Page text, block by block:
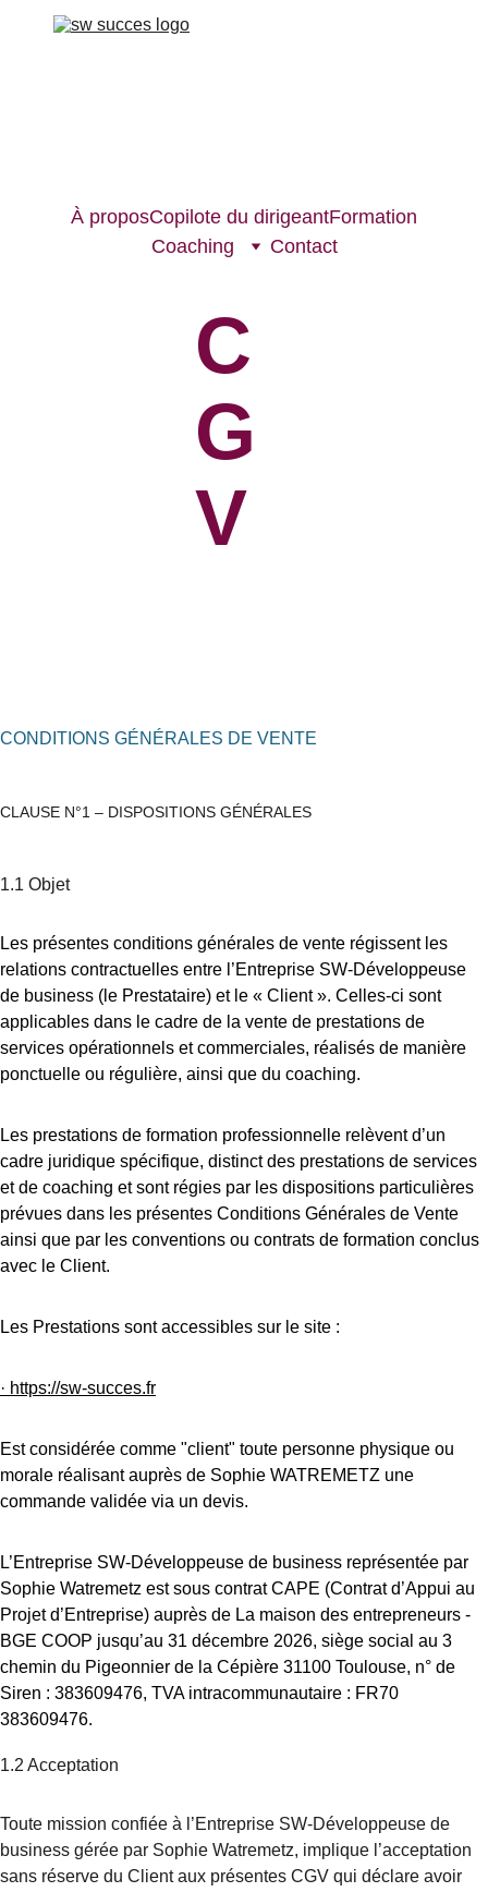
À proposCopilote du dirigeantFormation
Coaching
Contact
CONDITIONS GÉNÉRALES DE VENTE
CLAUSE N°1 – DISPOSITIONS GÉNÉRALES
1.1 Objet
Les présentes conditions générales de vente régissent les
relations contractuelles entre l’Entreprise SW-Développeuse
de business (le Prestataire) et le « Client ». Celles-ci sont
applicables dans le cadre de la vente de prestations de
services opérationnels et commerciales, réalisés de manière
ponctuelle ou régulière, ainsi que du coaching.
Les prestations de formation professionnelle relèvent d’un
cadre juridique spécifique, distinct des prestations de services
et de coaching et sont régies par les dispositions particulières
prévues dans les présentes Conditions Générales de Vente
ainsi que par les conventions ou contrats de formation conclus
avec le Client.
Les Prestations sont accessibles sur le site :
· https://sw-succes.fr
Est considérée comme "client" toute personne physique ou
morale réalisant auprès de Sophie WATREMETZ une
commande validée via un devis.
L’Entreprise SW-Développeuse de business représentée par
Sophie Watremetz est sous contrat CAPE (Contrat d’Appui au
Projet d’Entreprise) auprès de La maison des entrepreneurs -
BGE COOP jusqu’au 31 décembre 2026, siège social au 3
chemin du Pigeonnier de la Cépière 31100 Toulouse, n° de
Siren : 383609476, TVA intracommunautaire : FR70
383609476.
1.2 Acceptation
Toute mission confiée à l’Entreprise SW-Développeuse de
business gérée par Sophie Watremetz, implique l’acceptation
sans réserve du Client aux présentes CGV qui déclare avoir
C
G
V